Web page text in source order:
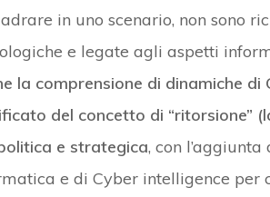
in uno scenario, non sono
e legate agli aspetti
la comprensione di dinamiche
del concetto di “ritorsione”
e strategica, con
e di Cyber intelligence per